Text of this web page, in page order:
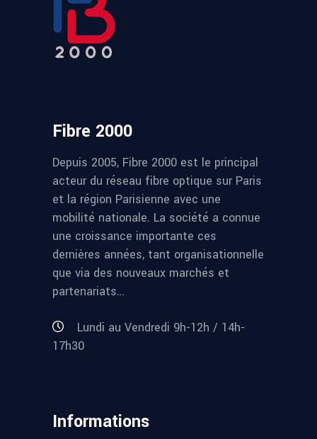
Fibre 2000
Depuis 2005, Fibre 2000 est le principal
acteur du réseau fibre optique sur Paris
et la région Parisienne avec une
mobilité nationale. La société a connue
une croissance importante ces
dernières années, tant organisationnelle
que via des nouveaux marchés et
partenariats…
Lundi au Vendredi 9h-12h / 14h-
17h30
Informations